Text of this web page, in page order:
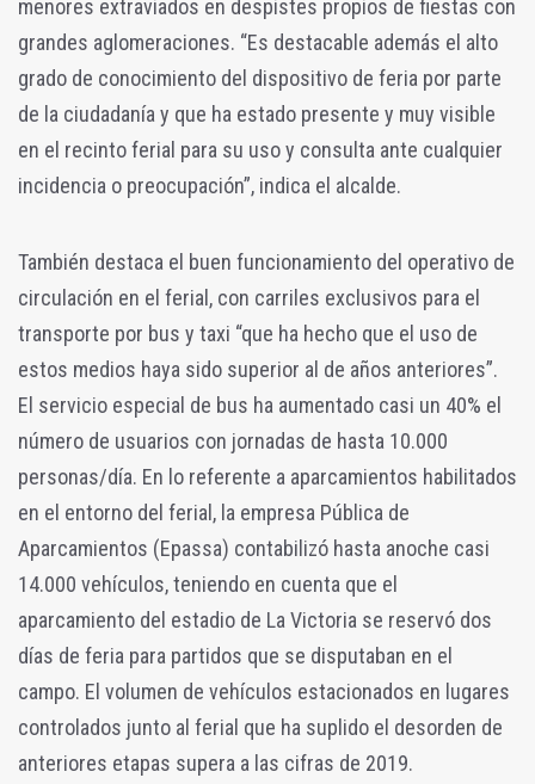
menores extraviados en despistes propios de fiestas con
grandes aglomeraciones. “Es destacable además el alto
grado de conocimiento del dispositivo de feria por parte
de la ciudadanía y que ha estado presente y muy visible
en el recinto ferial para su uso y consulta ante cualquier
incidencia o preocupación”, indica el alcalde.
También destaca el buen funcionamiento del operativo de
circulación en el ferial, con carriles exclusivos para el
transporte por bus y taxi “que ha hecho que el uso de
estos medios haya sido superior al de años anteriores”.
El servicio especial de bus ha aumentado casi un 40% el
número de usuarios con jornadas de hasta 10.000
personas/día. En lo referente a aparcamientos habilitados
en el entorno del ferial, la empresa Pública de
Aparcamientos (Epassa) contabilizó hasta anoche casi
14.000 vehículos, teniendo en cuenta que el
aparcamiento del estadio de La Victoria se reservó dos
días de feria para partidos que se disputaban en el
campo. El volumen de vehículos estacionados en lugares
controlados junto al ferial que ha suplido el desorden de
anteriores etapas supera a las cifras de 2019.